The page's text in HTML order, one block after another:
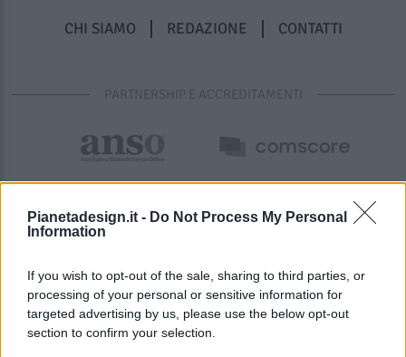
Pianetadesign.it - Do Not Process My Personal
Information
If you wish to opt-out of the sale, sharing to third parties, or
processing of your personal or sensitive information for
targeted advertising by us, please use the below opt-out
section to confirm your selection.
CHI SIAMO REDAZIONE CONTATTI
PARTNERSHIP E ACCREDITAMENTI
© 2026 - Pianeta Design - P.IVA 04827280654 - Testata
Registrata Al Tribunale Di Nocera Inferiore N. 8/2020 - RG N.